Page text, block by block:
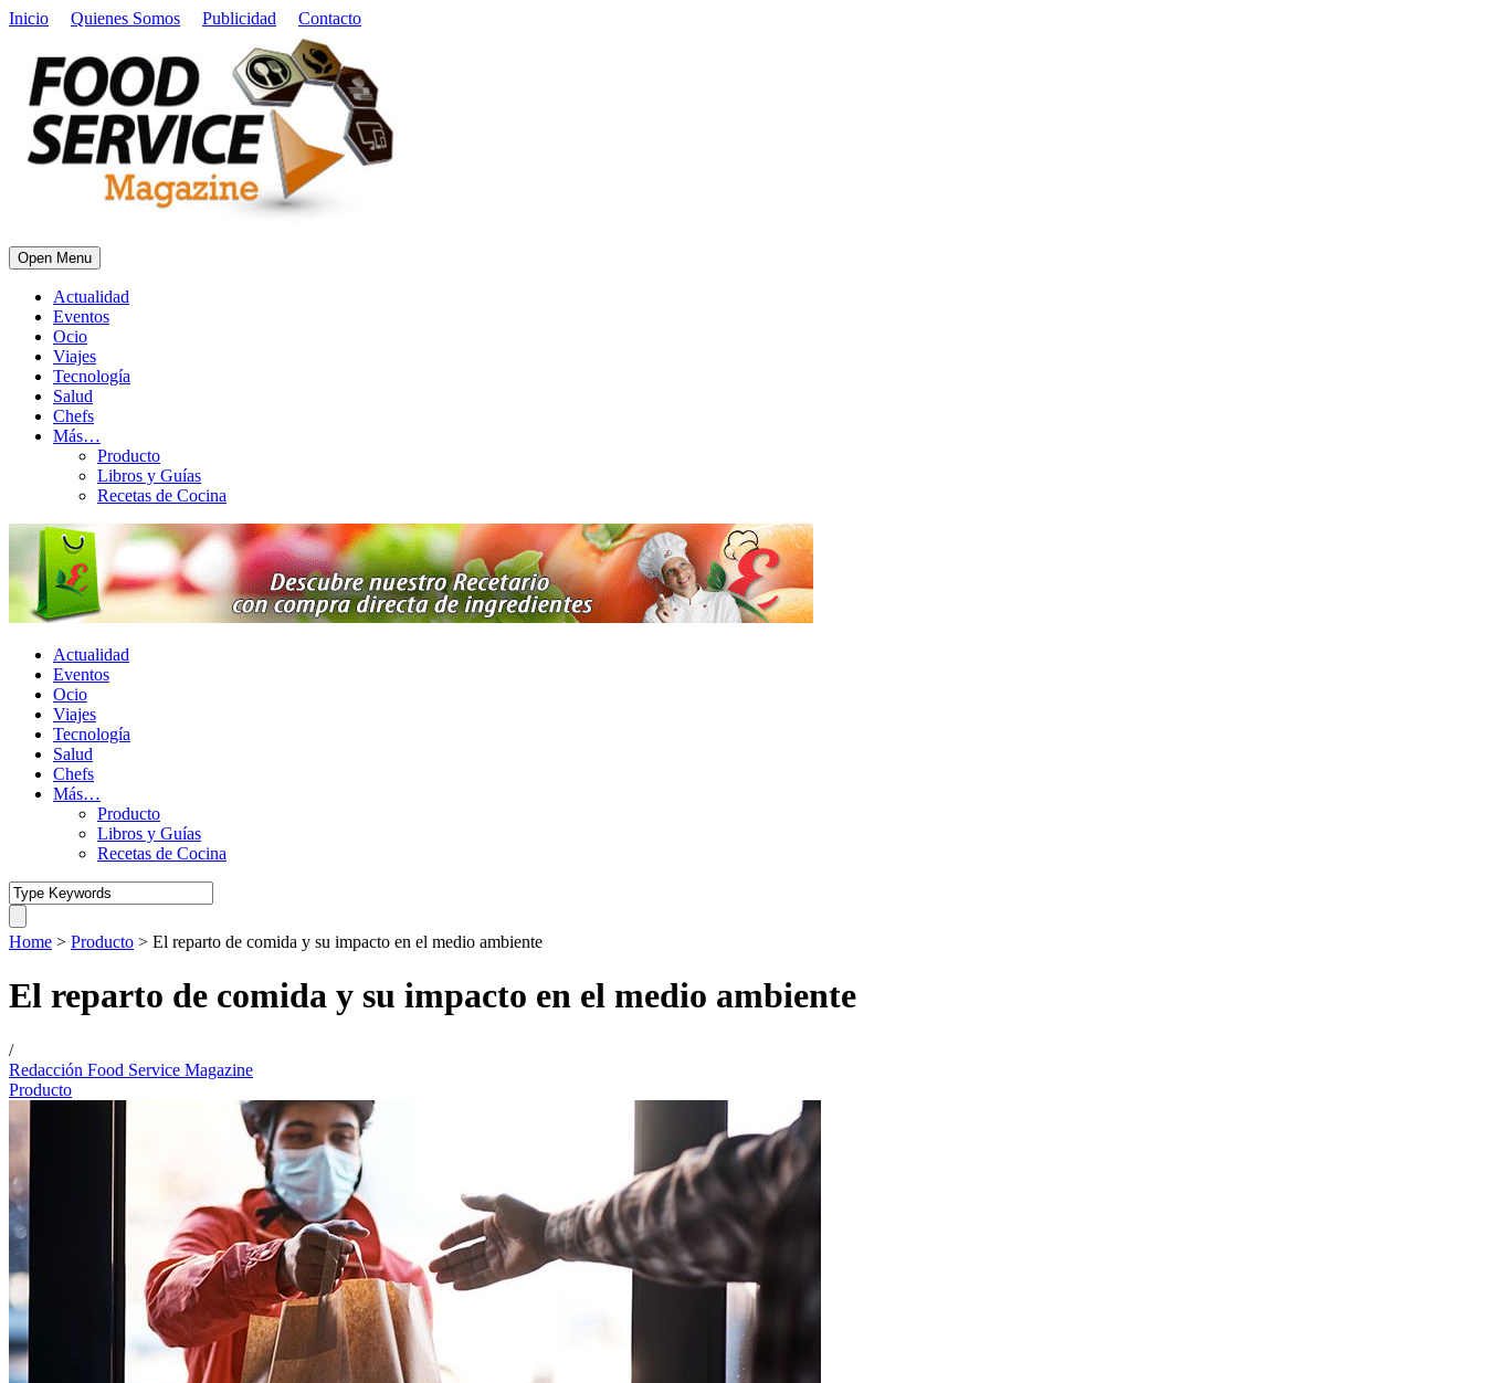
Inicio Quienes Somos Publicidad Contacto
Open Menu
Actualidad
Eventos
Ocio
Viajes
Tecnología
Salud
Chefs
Más…
Producto
Libros y Guías
Recetas de Cocina
Actualidad
Eventos
Ocio
Viajes
Tecnología
Salud
Chefs
Más…
Producto
Libros y Guías
Recetas de Cocina
Home > Producto > El reparto de comida y su impacto en el medio ambiente
El reparto de comida y su impacto en el medio ambiente
/
Redacción Food Service Magazine
Producto